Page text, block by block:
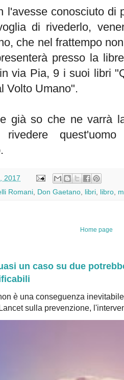
l'avesse conosciuto di
di rivederlo,
che nel frattempo
presso la
via Pia, 9 i suoi libri
Volto Umano".
già so che ne varrà
2017
Romani Don Gaetano libri libro
Home page
un caso su due
è una conseguenza
sulla prevenzione,